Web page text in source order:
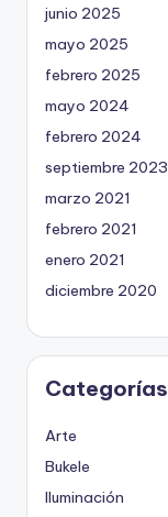
junio 2025
mayo 2025
febrero 2025
mayo 2024
febrero 2024
septiembre 2023
marzo 2021
febrero 2021
enero 2021
diciembre 2020
Categorías
Arte
Bukele
Iluminación